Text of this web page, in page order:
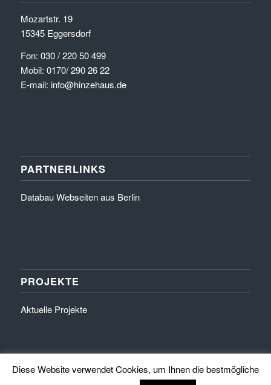
Mozartstr. 19
15345 Eggersdorf
Fon: 030 / 220 50 499
Mobil: 0170/ 290 26 22
E-mail: info@hinzehaus.de
PARTNERLINKS
Databau Webseiten aus Berlin
PROJEKTE
Aktuelle Projekte
Diese Website verwendet Cookies, um Ihnen die bestmögliche